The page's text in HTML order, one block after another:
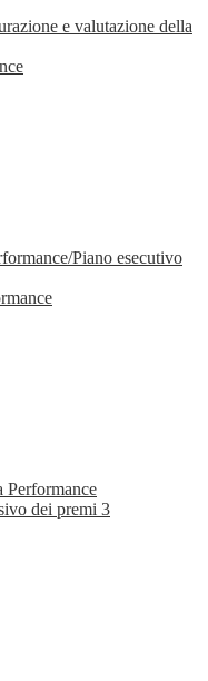
e valutazione della
Piano esecutivo
Performance
dei premi 3